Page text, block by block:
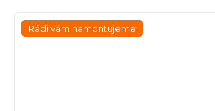
Rádi vám namontujeme